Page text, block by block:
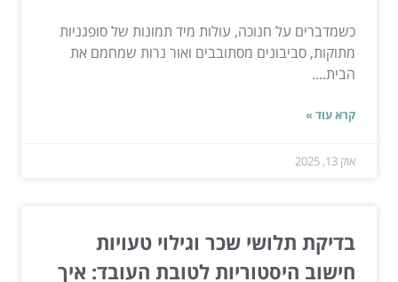
כשמדברים על חנוכה, עולות מיד תמונות של סופגניות
מתוקות, סביבונים מסתובבים ואור נרות שמחמם את
הבית....
קרא עוד »
אוק 13, 2025
בדיקת תלושי שכר וגילוי טעויות
חישוב היסטוריות לטובת העובד: איך